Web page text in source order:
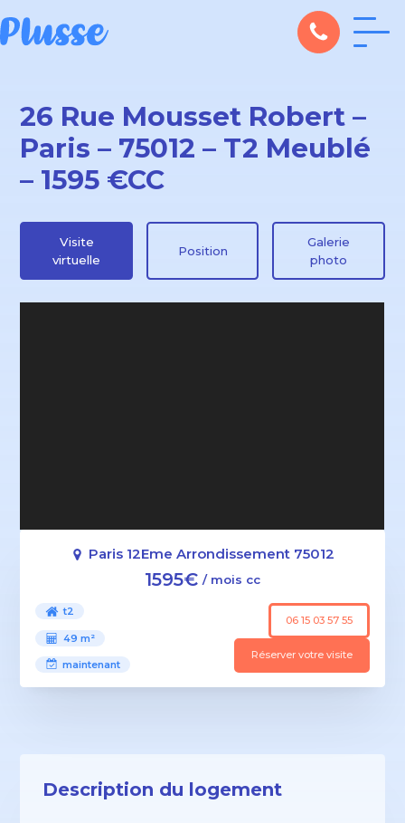
26 Rue Mousset Robert –
Paris – 75012 – T2 Meublé
– 1595 €CC
Visite
virtuelle
Position
Galerie
photo
Paris 12Eme Arrondissement 75012
1595€ / mois cc
t2
49 m²
maintenant
06 15 03 57 55
Réserver votre visite
Description du logement